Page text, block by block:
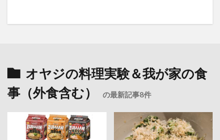
オヤジの料理実験＆我が家の食
事（外食含む）
の最新記事8件